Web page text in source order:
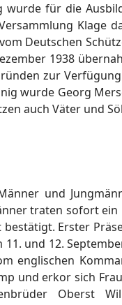
für die
Klage
Deutschen
1938
zur
wurde Georg
auch Väter und
und
traten sofort
Erster
und 12.
englischen
und erkor sich
Oberst